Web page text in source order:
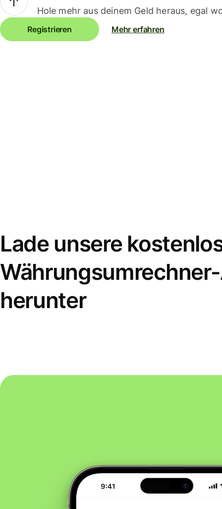
Hole mehr aus deinem Geld heraus, egal
Registrieren Mehr erfahren
Lade unsere
herunter